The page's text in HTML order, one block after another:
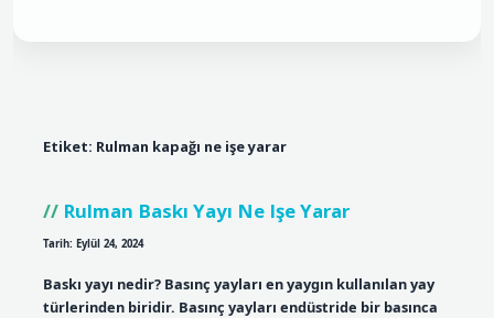
Etiket: Rulman kapağı ne işe yarar
Rulman Baskı Yayı Ne Işe Yarar
Tarih: Eylül 24, 2024
Baskı yayı nedir? Basınç yayları en yaygın kullanılan yay
türlerinden biridir. Basınç yayları endüstride bir basınca